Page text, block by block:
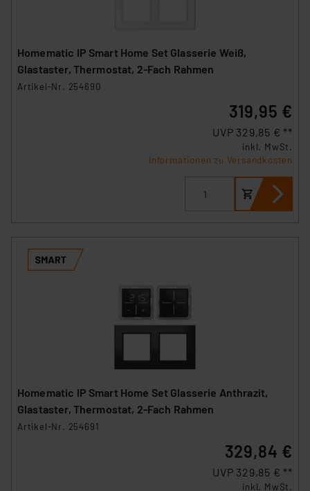
Homematic IP Smart Home Set Glasserie Weiß,
Glastaster, Thermostat, 2-Fach Rahmen
Artikel-Nr. 254690
319,95 €
UVP 329,85 € **
inkl. MwSt.
Informationen zu Versandkosten
Homematic IP Smart Home Set Glasserie Anthrazit,
Glastaster, Thermostat, 2-Fach Rahmen
Artikel-Nr. 254691
329,84 €
UVP 329,85 € **
inkl. MwSt.